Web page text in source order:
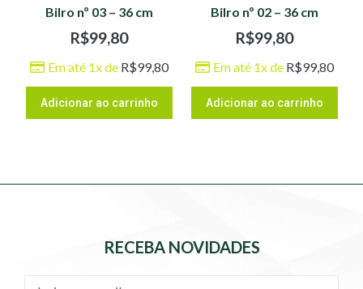
Bilro nº 03 – 36 cm
R$99,80
Em até 1x de R$99,80
Adicionar ao carrinho
Bilro nº 02 – 36 cm
R$99,80
Em até 1x de R$99,80
Adicionar ao carrinho
RECEBA NOVIDADES